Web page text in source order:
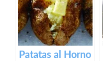
Patatas al Horno